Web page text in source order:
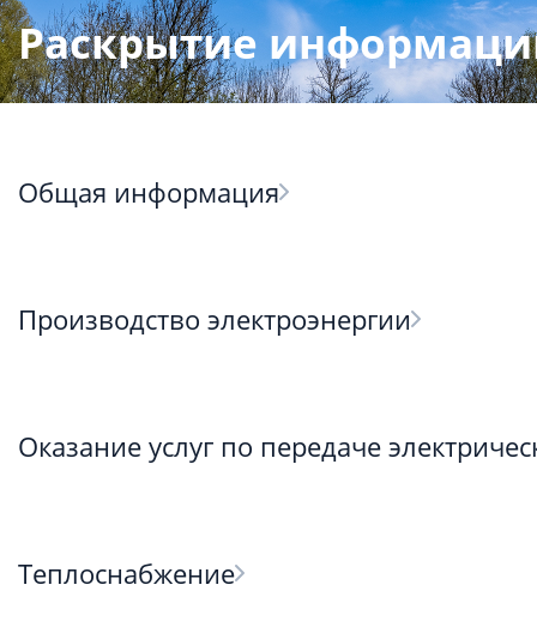
Раскрытие
Общая информация
Производство электроэнергии
Оказание услуг по передаче
Теплоснабжение